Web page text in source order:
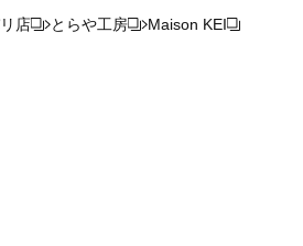
店 とらや工房 Maison KEI